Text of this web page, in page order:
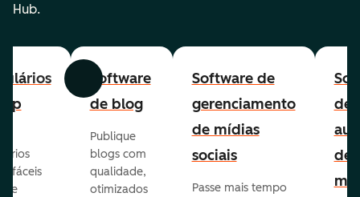
Hub.
Anterior Avançar
fáceis
e
Software
de blog
Publique
blogs com
qualidade,
otimizados
Software de
gerenciamento
de mídias
sociais
Passe mais tempo
de
de